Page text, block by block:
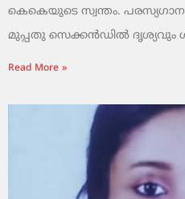
കെകെയുടെ സ്വന്തം.
മുപ്പതു സെക്കന്‍ഡില്‍ ദൃശ്യവും
Read More »